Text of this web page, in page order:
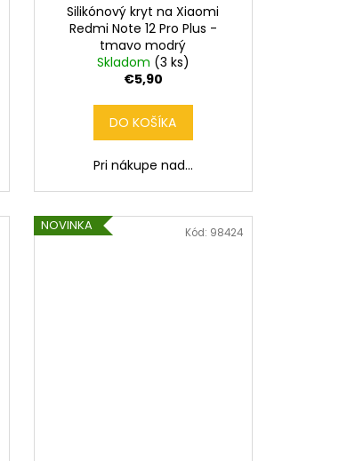
Silikónový kryt na Xiaomi
Redmi Note 12 Pro Plus -
tmavo modrý
Skladom (3 ks)
€5,90
DO KOŠÍKA
Pri nákupe nad...
NOVINKA Kód: 98424